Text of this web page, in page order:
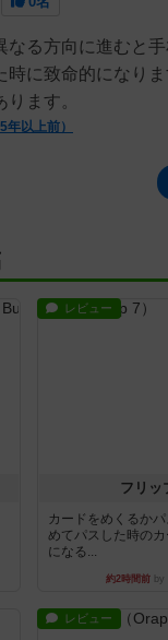
なる方向に進むと
時に致命的になり
ます。
以上前）
レビュー
フリッ
カードをめくるか
めてパスした時の
になる...
約2時間前 by
レビュー